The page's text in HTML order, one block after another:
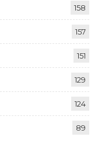
158
157
151
129
124
89